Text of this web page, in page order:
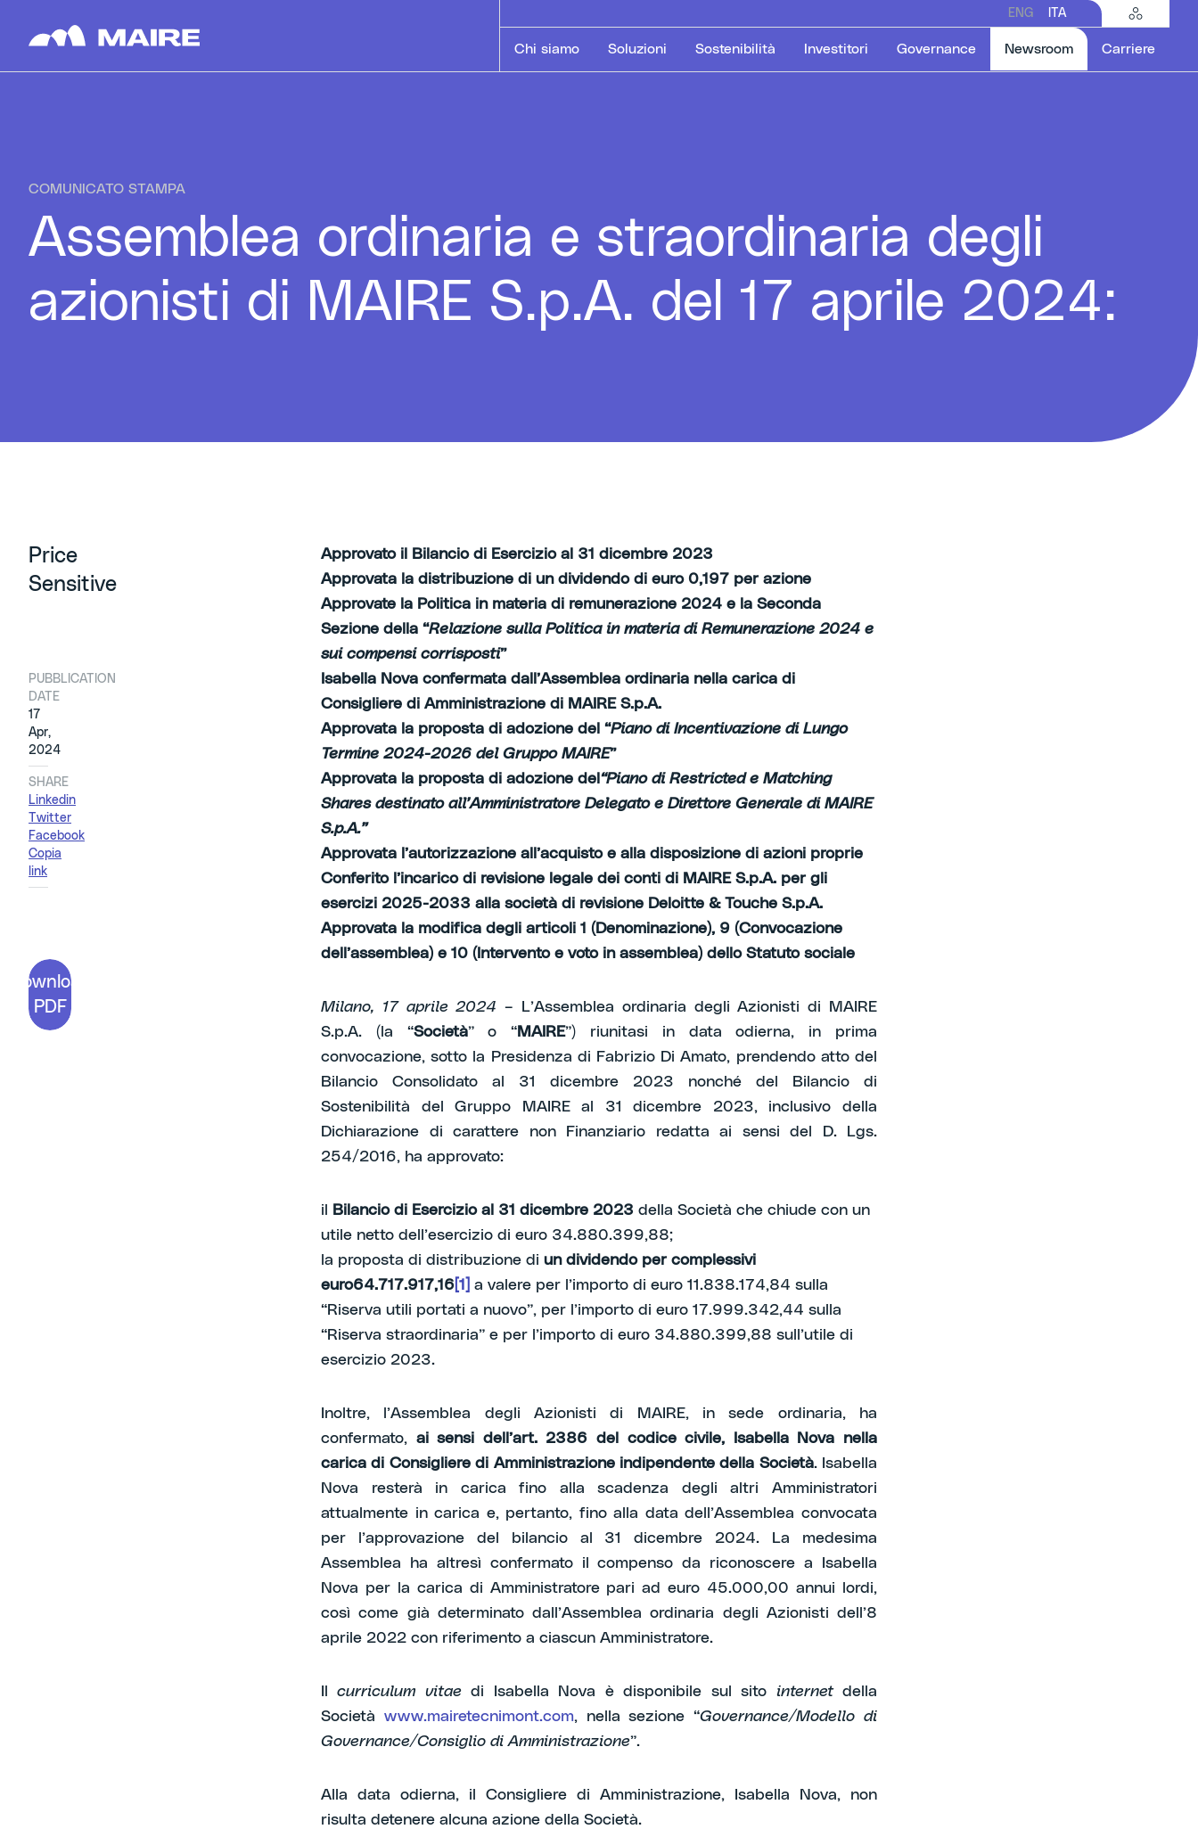
ENG ITA
Chi siamo Soluzioni Sostenibilità Investitori Governance NewsroomSelected item
Carriere
COMUNICATO STAMPA
Assemblea ordinaria e straordinaria degli
azionisti di MAIRE S.p.A. del 17 aprile 2024:
Price
Sensitive
PUBBLICATION
DATE
17
Apr,
2024
SHARE
Linkedin
Twitter
Facebook
Copia
link
Download
PDF
Approvato il Bilancio di Esercizio al 31 dicembre 2023
Approvata la distribuzione di un dividendo di euro 0,197 per azione
Approvate la Politica in materia di remunerazione 2024 e la Seconda
Sezione della “Relazione sulla Politica in materia di Remunerazione 2024 e
sui compensi corrisposti”
Isabella Nova confermata dall’Assemblea ordinaria nella carica di
Consigliere di Amministrazione di MAIRE S.p.A.
Approvata la proposta di adozione del “Piano di Incentivazione di Lungo
Termine 2024-2026 del Gruppo MAIRE”
Approvata la proposta di adozione del “Piano di Restricted e Matching
Shares destinato all’Amministratore Delegato e Direttore Generale di MAIRE
S.p.A.”
Approvata l’autorizzazione all’acquisto e alla disposizione di azioni proprie
Conferito l’incarico di revisione legale dei conti di MAIRE S.p.A. per gli
esercizi 2025-2033 alla società di revisione Deloitte & Touche S.p.A.
Approvata la modifica degli articoli 1 (Denominazione), 9 (Convocazione
dell’assemblea) e 10 (Intervento e voto in assemblea) dello Statuto sociale
Milano, 17 aprile 2024 – L’Assemblea ordinaria degli Azionisti di MAIRE
S.p.A. (la “Società” o “MAIRE”) riunitasi in data odierna, in prima
convocazione, sotto la Presidenza di Fabrizio Di Amato, prendendo atto del
Bilancio Consolidato al 31 dicembre 2023 nonché del Bilancio di
Sostenibilità del Gruppo MAIRE al 31 dicembre 2023, inclusivo della
Dichiarazione di carattere non Finanziario redatta ai sensi del D. Lgs.
254/2016, ha approvato:
il Bilancio di Esercizio al 31 dicembre 2023 della Società che chiude con un
utile netto dell’esercizio di euro 34.880.399,88;
la proposta di distribuzione di un dividendo per complessivi
euro64.717.917,16 [1]
a valere per l’importo di euro 11.838.174,84 sulla
“Riserva utili portati a nuovo”, per l’importo di euro 17.999.342,44 sulla
“Riserva straordinaria” e per l’importo di euro 34.880.399,88 sull’utile di
esercizio 2023.
Inoltre, l’Assemblea degli Azionisti di MAIRE, in sede ordinaria, ha
confermato, ai sensi dell’art. 2386 del codice civile, Isabella Nova nella
carica di Consigliere di Amministrazione indipendente della Società. Isabella
Nova resterà in carica fino alla scadenza degli altri Amministratori
attualmente in carica e, pertanto, fino alla data dell’Assemblea convocata
per l’approvazione del bilancio al 31 dicembre 2024. La medesima
Assemblea ha altresì confermato il compenso da riconoscere a Isabella
Nova per la carica di Amministratore pari ad euro 45.000,00 annui lordi,
così come già determinato dall’Assemblea ordinaria degli Azionisti dell’8
aprile 2022 con riferimento a ciascun Amministratore.
Ilcurriculum vitaedi Isabella Nova è disponibile sul sito internetdella
Società www.mairetecnimont.com, nella sezione “Governance/Modello di
Governance/Consiglio di Amministrazione”.
Alla data odierna, il Consigliere di Amministrazione, Isabella Nova, non
risulta detenere alcuna azione della Società.